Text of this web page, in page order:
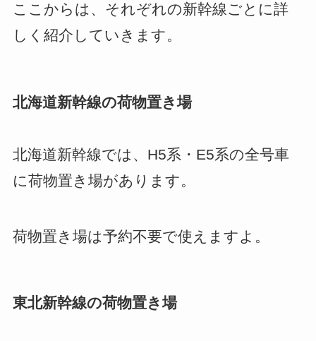
ここからは、それぞれの新幹線ごとに詳
しく紹介していきます。
北海道新幹線の荷物置き場
北海道新幹線では、H5系・E5系の全号車
に荷物置き場があります。
荷物置き場は予約不要で使えますよ。
東北新幹線の荷物置き場